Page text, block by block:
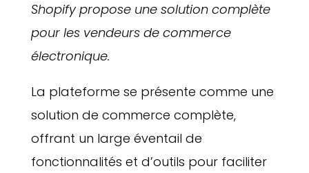
Shopify propose une solution complète
pour les vendeurs de commerce
électronique.
La plateforme se présente comme une
solution de commerce complète,
offrant un large éventail de
fonctionnalités et d’outils pour faciliter